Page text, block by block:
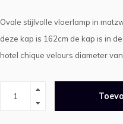
Ovale stijlvolle vloerlamp in
deze kap is 162cm de kap is in
hotel chique velours diameter